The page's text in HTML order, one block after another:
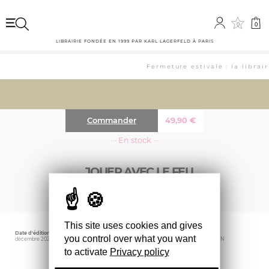
0 0
LIBRAIRIE FONDÉE EN 1999 PAR KARL LAGERFELD À PARIS
Fermeture estivale : la
JOUER AVEC LE FEU
49,90€
Commander
··· En stock ···
Date d'édition
décembre 2024
28 x 23 cm
JOHAN CRETEN
This site uses cookies and gives
you control over what you want
to activate Privacy policy